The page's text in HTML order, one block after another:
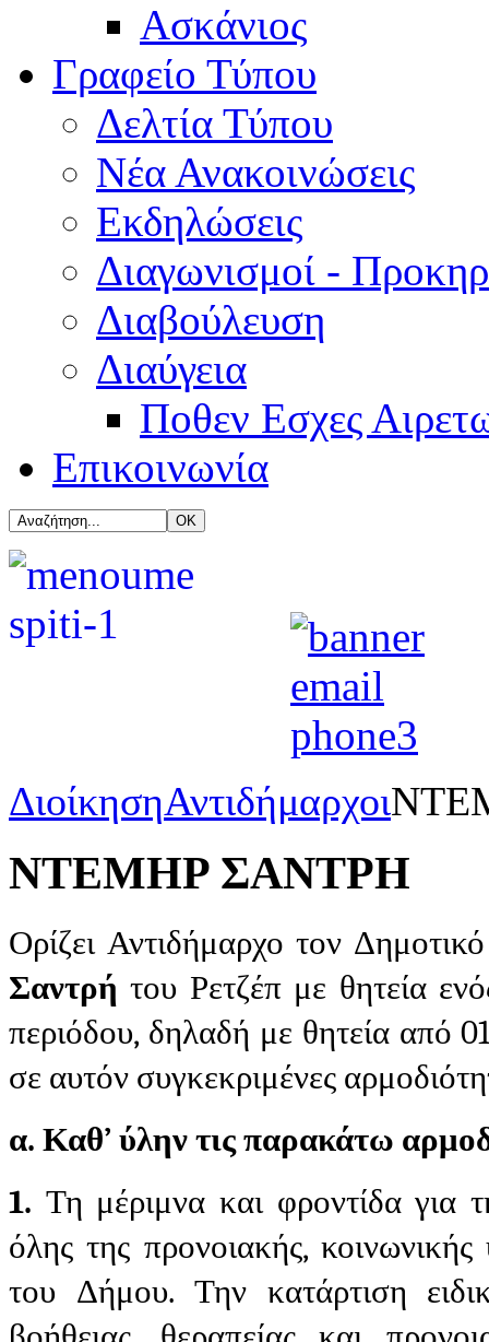
Ασκάνιος
Γραφείο Τύπου
Δελτία Τύπου
Νέα Ανακοινώσεις
Εκδηλώσεις
Διαγωνισμοί -
Διαβούλευση
Διαύγεια
Ποθεν Εσχες
Επικοινωνία
ΔιοίκησηΑντιδήμαρχοι
ΝΤΕΜΗΡ ΣΑΝΤΡΗ
Ορίζει Αντιδήμαρχο τον
Σαντρή του Ρετζέπ με θητεία
περιόδου, δηλαδή με θητεία από
σε αυτόν συγκεκριμένες
α. Καθ’ ύλην τις παρακάτω
1. Τη μέριμνα και φροντίδα για
όλης της προνοιακής,
του Δήμου. Την κατάρτιση